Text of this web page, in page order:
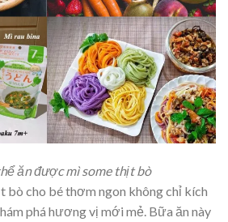
ăn được mì some thịt bò
bò cho bé thơm ngon không chỉ kích
phá hương vị mới mẻ. Bữa ăn này